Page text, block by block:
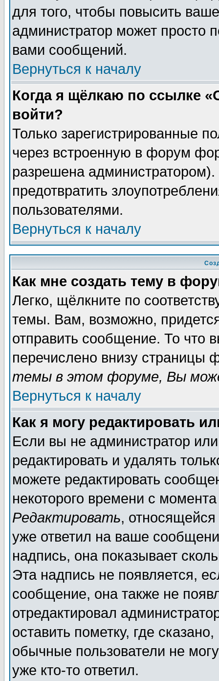
для того, чтобы повысить
администратор может просто
вами сообщений.
Вернуться к началу
Когда я щёлкаю по ссылке
войти?
Только зарегистрированные
через встроенную в форум
разрешена
предотвратить
пользователями.
Вернуться к началу
Как мне создать тему в
Легко, щёлкните по
темы. Вам, возможно,
отправить сообщение. То что
перечислено внизу страницы
темы в этом форуме, Вы
Вернуться к началу
Как я могу редактировать
Если вы не администратор
редактировать и удалять
можете редактировать
некоторого времени с
Редактировать,
уже ответил на ваше
надпись, она показывает
Эта надпись не появляется,
сообщение, она также не
отредактировал
оставить пометку, где
обычные пользователи не
уже кто-то ответил.